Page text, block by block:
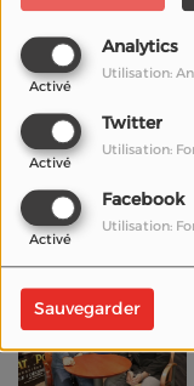
Analytics
Activé
Utilisation:
Twitter
Activé
Utilisation:
Facebook
Activé
Utilisation:
Sauvegarder